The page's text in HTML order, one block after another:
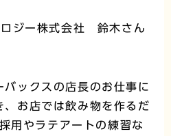
ジー株式会社 鈴木さん
ックスの店長のお仕事に
、お店では飲み物を作るだ
用やラテアートの練習な